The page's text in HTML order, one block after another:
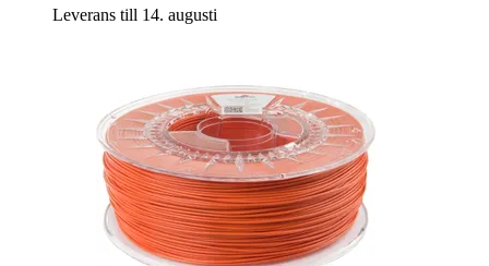
Leverans till 14. augusti